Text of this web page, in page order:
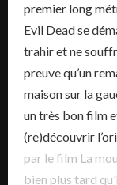
premier long
Evil Dead se
trahir et ne
preuve qu’un
maison sur la
un très bon film
(re)découvrir
par le film La
bien plus tard